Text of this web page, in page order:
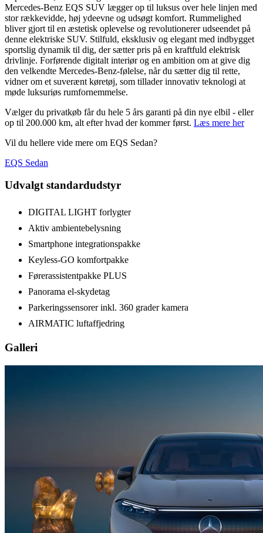
Mercedes-Benz EQS SUV lægger op til luksus over hele linjen med
stor rækkevidde, høj ydeevne og udsøgt komfort. Rummelighed
bliver gjort til en æstetisk oplevelse og revolutionerer udseendet på
denne elektriske SUV. Stilfuld, eksklusiv og elegant med indbygget
sportslig dynamik til dig, der sætter pris på en kraftfuld elektrisk
drivlinje. Forførende digitalt interiør og en ambition om at give dig
den velkendte Mercedes-Benz-følelse, når du sætter dig til rette,
vidner om et suverænt køretøj, som tillader innovativ teknologi at
møde luksuriøs rumfornemmelse.
Vælger du privatkøb får du hele 5 års garanti på din nye elbil - eller
op til 200.000 km, alt efter hvad der kommer først. Læs mere her
Vil du hellere vide mere om EQS Sedan?
EQS Sedan
Udvalgt standardudstyr
DIGITAL LIGHT forlygter
Aktiv ambientebelysning
Smartphone integrationspakke
Keyless-GO komfortpakke
Førerassistentpakke PLUS
Panorama el-skydetag
Parkeringssensorer inkl. 360 grader kamera
AIRMATIC luftaffjedring
Galleri